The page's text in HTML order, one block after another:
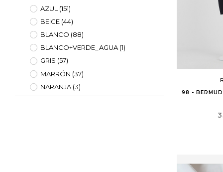
AZUL (151)
BEIGE (44)
BLANCO (88)
BLANCO+VERDE_AGUA(1)
GRIS (57)
MARRÓN (37)
NARANJA (3)
98 -